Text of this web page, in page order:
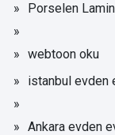
Porselen
webtoon oku
istanbul evden
Ankara evden